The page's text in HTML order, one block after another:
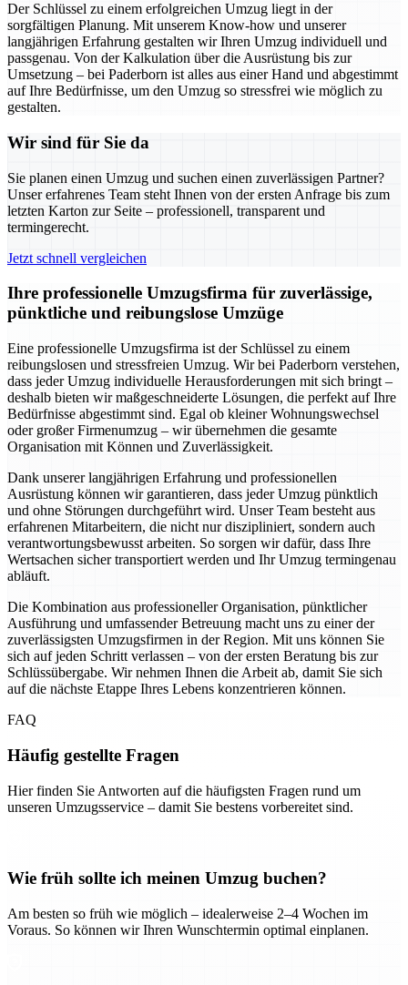
Der Schlüssel zu einem erfolgreichen Umzug liegt in der
sorgfältigen Planung. Mit unserem Know-how und unserer
langjährigen Erfahrung gestalten wir Ihren Umzug individuell und
passgenau. Von der Kalkulation über die Ausrüstung bis zur
Umsetzung – bei Paderborn ist alles aus einer Hand und abgestimmt
auf Ihre Bedürfnisse, um den Umzug so stressfrei wie möglich zu
gestalten.
Wir sind für Sie da
Sie planen einen Umzug und suchen einen zuverlässigen Partner?
Unser erfahrenes Team steht Ihnen von der ersten Anfrage bis zum
letzten Karton zur Seite – professionell, transparent und
termingerecht.
Jetzt schnell vergleichen
Ihre professionelle Umzugsfirma für zuverlässige,
pünktliche und reibungslose Umzüge
Eine professionelle Umzugsfirma ist der Schlüssel zu einem
reibungslosen und stressfreien Umzug. Wir bei Paderborn verstehen,
dass jeder Umzug individuelle Herausforderungen mit sich bringt –
deshalb bieten wir maßgeschneiderte Lösungen, die perfekt auf Ihre
Bedürfnisse abgestimmt sind. Egal ob kleiner Wohnungswechsel
oder großer Firmenumzug – wir übernehmen die gesamte
Organisation mit Können und Zuverlässigkeit.
Dank unserer langjährigen Erfahrung und professionellen
Ausrüstung können wir garantieren, dass jeder Umzug pünktlich
und ohne Störungen durchgeführt wird. Unser Team besteht aus
erfahrenen Mitarbeitern, die nicht nur diszipliniert, sondern auch
verantwortungsbewusst arbeiten. So sorgen wir dafür, dass Ihre
Wertsachen sicher transportiert werden und Ihr Umzug termingenau
abläuft.
Die Kombination aus professioneller Organisation, pünktlicher
Ausführung und umfassender Betreuung macht uns zu einer der
zuverlässigsten Umzugsfirmen in der Region. Mit uns können Sie
sich auf jeden Schritt verlassen – von der ersten Beratung bis zur
Schlüssübergabe. Wir nehmen Ihnen die Arbeit ab, damit Sie sich
auf die nächste Etappe Ihres Lebens konzentrieren können.
FAQ
Häufig gestellte Fragen
Hier finden Sie Antworten auf die häufigsten Fragen rund um
unseren Umzugsservice – damit Sie bestens vorbereitet sind.
Wie früh sollte ich meinen Umzug buchen?
Am besten so früh wie möglich – idealerweise 2–4 Wochen im
Voraus. So können wir Ihren Wunschtermin optimal einplanen.